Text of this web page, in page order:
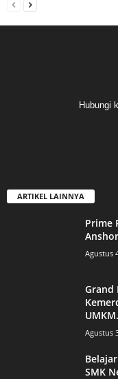
Hubungi
ARTIKEL LAINNYA
Prime
Agustus
Grand
Agustus
SMK